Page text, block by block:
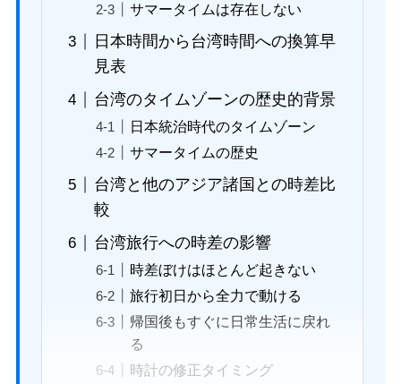
サマータイムは存在しない
日本時間から台湾時間への換算早
見表
台湾のタイムゾーンの歴史的背景
日本統治時代のタイムゾーン
サマータイムの歴史
台湾と他のアジア諸国との時差比
較
台湾旅行への時差の影響
時差ぼけはほとんど起きない
旅行初日から全力で動ける
帰国後もすぐに日常生活に戻れ
る
時計の修正タイミング